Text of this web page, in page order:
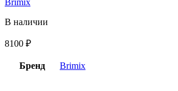
Brimix
В наличии
8100 ₽
Бренд Brimix